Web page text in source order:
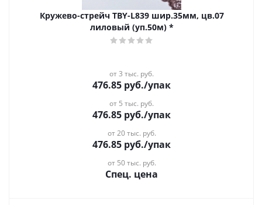
Кружево-стрейч TBY-L839 шир.35мм, цв.07
лиловый (уп.50м) *
от 3 тыс. руб.
476.85 руб./упак
от 5 тыс. руб.
476.85 руб./упак
от 20 тыс. руб.
476.85 руб./упак
от 50 тыс. руб.
Спец. цена